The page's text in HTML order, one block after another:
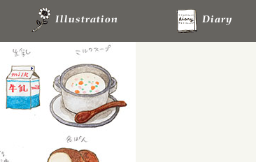
Illustration Diary